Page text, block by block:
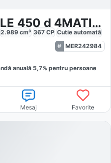
Mercedes-Benz GLE 450 d 4MATIC AMG
2.989 cm³ 367 CP Cutie automată
MER242984
anuală 5,7% pentru persoane
Mesaj Favorite